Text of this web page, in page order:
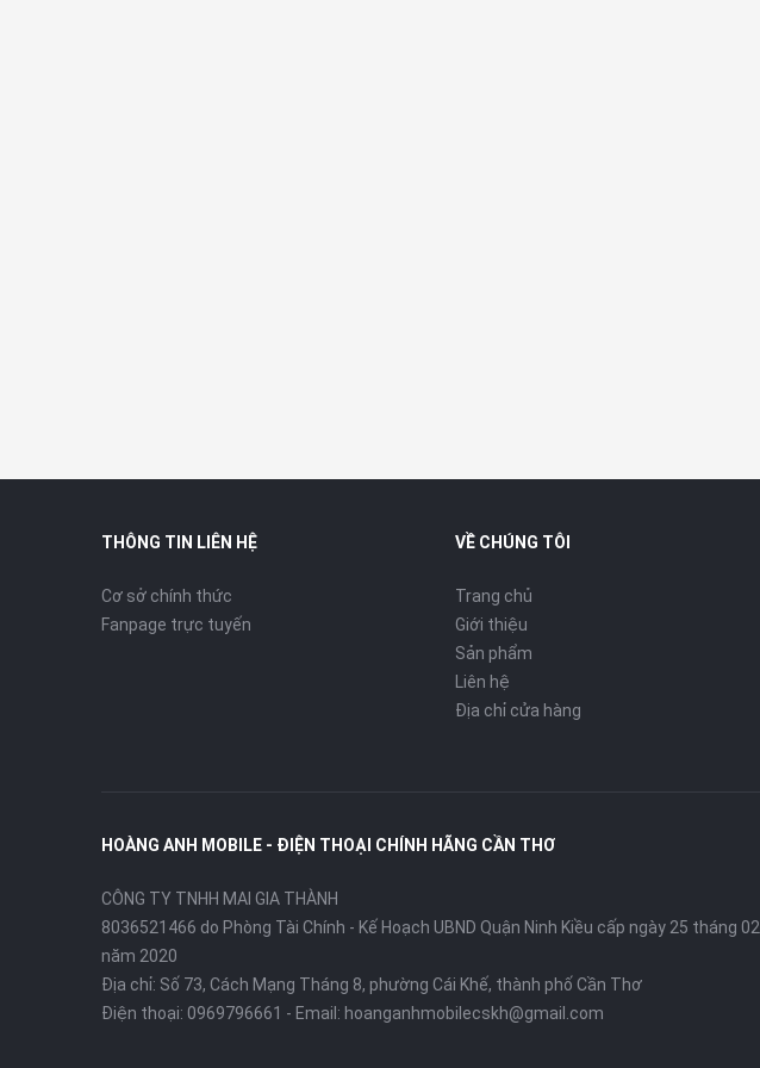
THÔNG TIN LIÊN HỆ
Cơ sở chính thức
Fanpage trực tuyến
VỀ CHÚNG TÔI
Trang chủ
Giới thiệu
Sản phẩm
Liên hệ
Địa chỉ cửa hàng
HOÀNG ANH MOBILE - ĐIỆN THOẠI CHÍNH HÃNG CẦN THƠ
CÔNG TY TNHH MAI GIA THÀNH
8036521466 do Phòng Tài Chính - Kế Hoạch UBND Quận Ninh Kiều cấp ngày 25 tháng 02
năm 2020
Địa chỉ: Số 73, Cách Mạng Tháng 8, phường Cái Khế, thành phố Cần Thơ
Điện thoại: 0969796661 - Email: hoanganhmobilecskh@gmail.com